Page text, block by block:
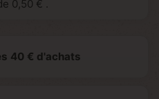
0,50 € .
40 € d'achats